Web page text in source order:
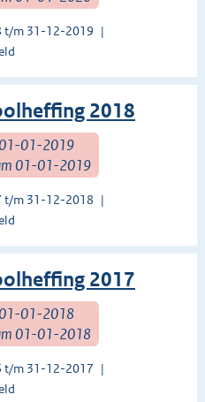
t/m 31-12-2019
2018
01-01-2019
01-01-2019
t/m 31-12-2018
2017
01-01-2018
01-01-2018
t/m 31-12-2017